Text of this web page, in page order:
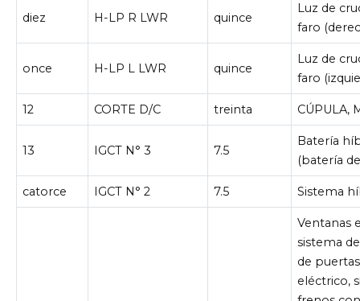
diez H-LP R LWR quince
Luz de
faro
once H-LP L LWR quince
Luz de
faro
12 CORTE D/C treinta CÚPULA,
13 IGCT N° 3 7.5
Batería
(batería
catorce IGCT N° 2 7.5 Sistema
Ventanas
sistema
de
eléctrico,